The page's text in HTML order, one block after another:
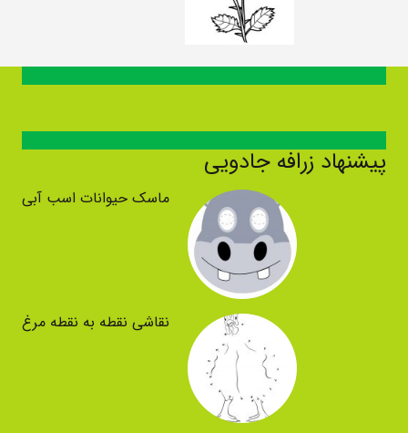
پیشنهاد زرافه جادویی
ماسک حیوانات اسب آبی
نقاشی نقطه به نقطه مرغ